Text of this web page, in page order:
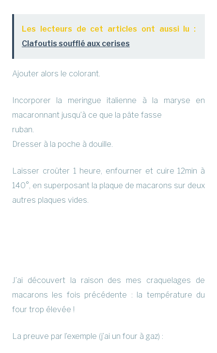
Les lecteurs de cet articles ont aussi lu :
Clafoutis soufflé aux cerises
Ajouter alors le colorant.
Incorporer la meringue italienne à la
maryse en
macaronnant jusqu’à ce que la pâte fasse
ruban.
Dresser à la poche à douille.
Laisser croûter 1 heure, enfourner et cuire 12min à
140°, en superposant la plaque de macarons sur deux
autres plaques vides.
J’ai découvert la raison des mes craquelages de
macarons les fois précédente : la température du
four trop élevée !
La preuve par l’exemple (j’ai un four à gaz) :